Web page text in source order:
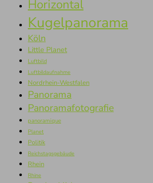
Horizontal
Kugelpanorama
Köln
Little Planet
Luftbild
Luftbildaufnahme
Nordrhein-Westfalen
Panorama
Panoramafotografie
panoramique
Planet
Politik
Reichstagsgebäude
Rhein
Rhine